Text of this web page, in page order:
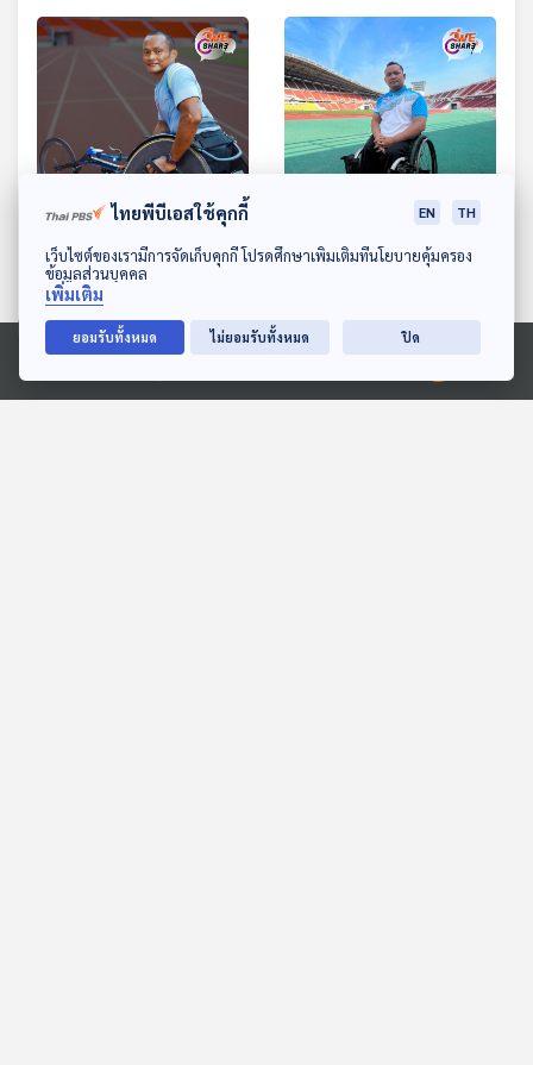
ดาวน์โหลด Thai PBS Podcast Application
Ⓒ 2020 องค์การกระจายเสียงและแพร่ภาพสาธารณะแห่งประเทศไทย
29:20
EP. 14: คนพิการต้องชรา
อย่างฉลาด "พิเชษฐ์ กรุง
เกตุ"
We Share
29:20
EP. 15: ทุกอย่างเริ่มต้นจาก
We Share
ไทยพีบีเอสใช้คุกกี้ EN TH
เว็บไซต์ของเรามีการจัดเก็บคุกกี้ โปรดศึกษาเพิ่มเติมที่นโยบายคุ้มครอง
ข้อมูลส่วนบุคคล
เพิ่มเติม
ยอมรับทั้งหมด ไม่ยอมรับทั้งหมด ปิด